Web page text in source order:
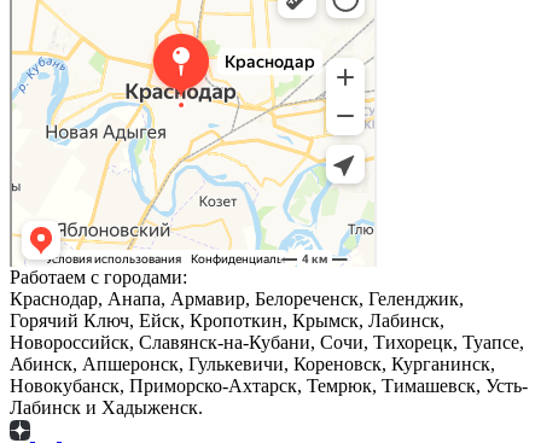
Работаем с городами:
Краснодар, Анапа, Армавир, Белореченск, Геленджик,
Горячий Ключ, Ейск, Кропоткин, Крымск, Лабинск,
Новороссийск, Славянск-на-Кубани, Сочи, Тихорецк, Туапсе,
Абинск, Апшеронск, Гулькевичи, Кореновск, Курганинск,
Новокубанск, Приморско-Ахтарск, Темрюк, Тимашевск, Усть-
Лабинск и Хадыженск.